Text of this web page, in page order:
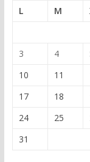
L
M
3
4
10
11
17
18
24
25
31